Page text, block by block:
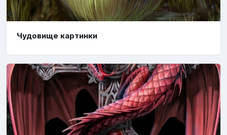
Чудовище картинки